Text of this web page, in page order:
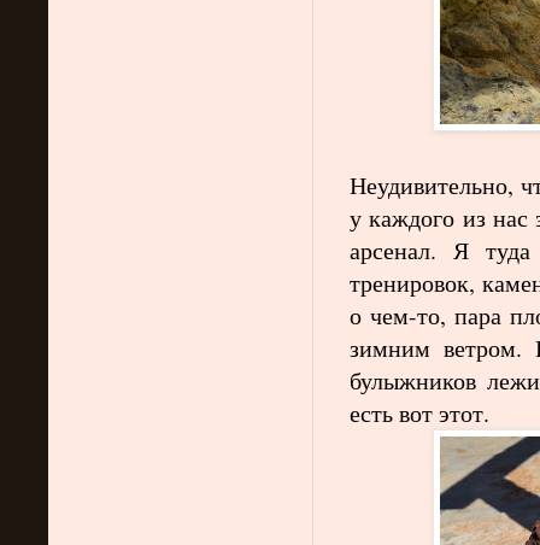
Неудивительно,
у каждого из
арсенал. Я
тренировок,
о чем-то, пара
зимним ветром.
булыжников
есть вот этот.